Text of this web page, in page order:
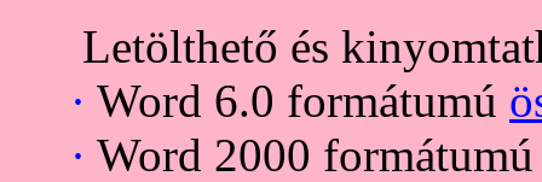
Letölthető és
· Word 6.0 formátumú
· Word 2000